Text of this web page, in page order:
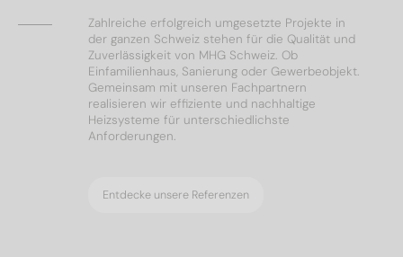
Zahlreiche erfolgreich umgesetzte Projekte in
der ganzen Schweiz stehen für die Qualität und
Zuverlässigkeit von MHG Schweiz. Ob
Einfamilienhaus, Sanierung oder Gewerbeobjekt.
Gemeinsam mit unseren Fachpartnern
realisieren wir effiziente und nachhaltige
Heizsysteme für unterschiedlichste
Anforderungen.
Entdecke unsere Referenzen